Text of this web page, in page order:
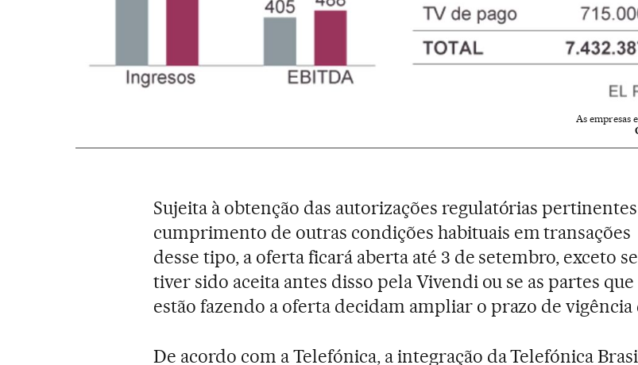
As empresas
Sujeita à obtenção das autorizações regulatórias pertinentes
cumprimento de outras condições habituais em transações
desse tipo, a oferta ficará aberta até 3 de setembro, exceto se
tiver sido aceita antes disso pela Vivendi ou se as partes que
estão fazendo a oferta decidam ampliar o prazo de vigência
De acordo com a Telefónica, a integração da Telefónica